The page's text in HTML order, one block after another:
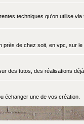
techniques qu'on utilise via
près de chez soit, en vpc, sur le
des tutos, des réalisations
échanger une de vos création.